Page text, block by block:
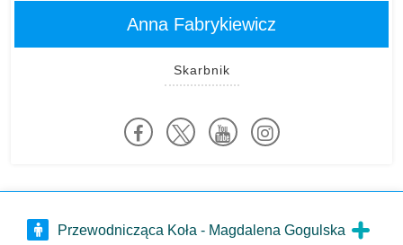
Anna Fabrykiewicz
Skarbnik
Przewodnicząca Koła - Magdalena Gogulska